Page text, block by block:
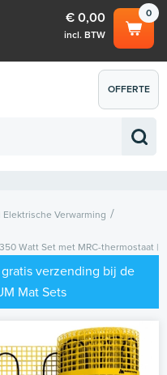
0
€ 0,00
incl. BTW
€ 0,00
OFFERTE
AANVRAGEN
Elektrische Verwarming
Watt Set met MRC-thermostaat |
verzending bij de
Mat Sets